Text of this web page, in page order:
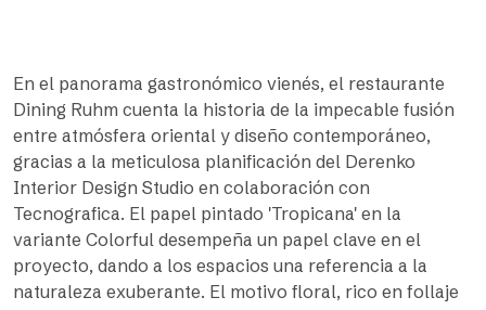
En el panorama gastronómico vienés, el restaurante
Dining Ruhm cuenta la historia de la impecable fusión
entre atmósfera oriental y diseño contemporáneo,
gracias a la meticulosa planificación del Derenko
Interior Design Studio en colaboración con
Tecnografica. El papel pintado 'Tropicana' en la
variante Colorful desempeña un papel clave en el
proyecto, dando a los espacios una referencia a la
naturaleza exuberante. El motivo floral, rico en follaje